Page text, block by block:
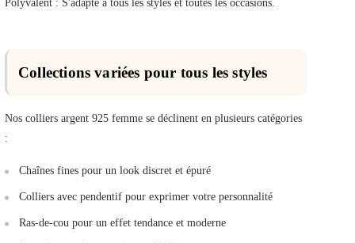
Polyvalent : S'adapte à tous les styles et toutes les occasions.
Collections variées pour tous les styles
Nos colliers argent 925 femme se déclinent en plusieurs catégories
:
Chaînes fines pour un look discret et épuré
Colliers avec pendentif pour exprimer votre personnalité
Ras-de-cou pour un effet tendance et moderne